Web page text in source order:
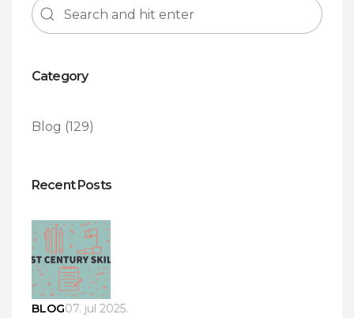
Category
Blog (129)
Recent Posts
BLOG07. jul 2025.